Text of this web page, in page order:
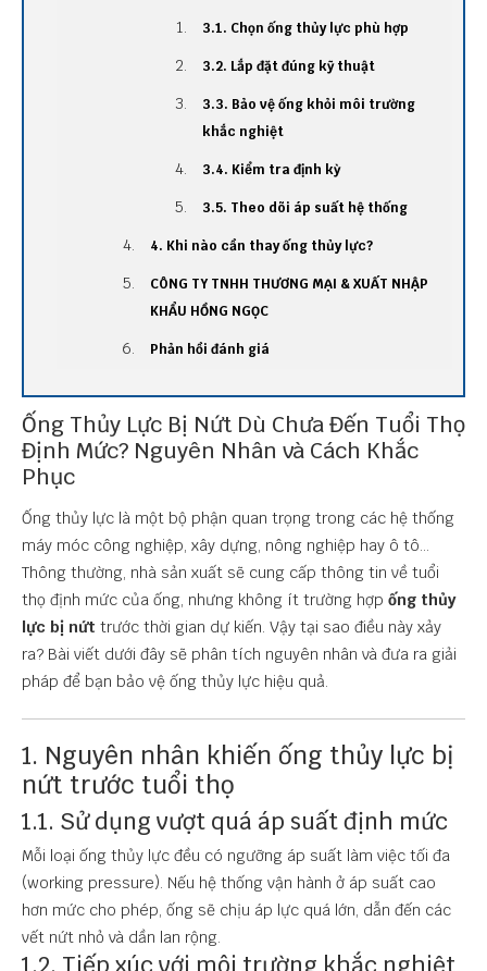
3.1. Chọn ống thủy lực phù hợp
3.2. Lắp đặt đúng kỹ thuật
3.3. Bảo vệ ống khỏi môi trường
khắc nghiệt
3.4. Kiểm tra định kỳ
3.5. Theo dõi áp suất hệ thống
4. Khi nào cần thay ống thủy lực?
CÔNG TY TNHH THƯƠNG MẠI & XUẤT NHẬP
KHẨU HỒNG NGỌC
Phản hồi đánh giá
Ống Thủy Lực Bị Nứt Dù Chưa Đến Tuổi Thọ
Định Mức? Nguyên Nhân và Cách Khắc
Phục
Ống thủy lực là một bộ phận quan trọng trong các hệ thống
máy móc công nghiệp, xây dựng, nông nghiệp hay ô tô...
Thông thường, nhà sản xuất sẽ cung cấp thông tin về tuổi
thọ định mức của ống, nhưng không ít trường hợp ống thủy
lực bị nứt trước thời gian dự kiến. Vậy tại sao điều này xảy
ra? Bài viết dưới đây sẽ phân tích nguyên nhân và đưa ra giải
pháp để bạn bảo vệ ống thủy lực hiệu quả.
1. Nguyên nhân khiến ống thủy lực bị
nứt trước tuổi thọ
1.1. Sử dụng vượt quá áp suất định mức
Mỗi loại ống thủy lực đều có ngưỡng áp suất làm việc tối đa
(working pressure). Nếu hệ thống vận hành ở áp suất cao
hơn mức cho phép, ống sẽ chịu áp lực quá lớn, dẫn đến các
vết nứt nhỏ và dần lan rộng.
1.2. Tiếp xúc với môi trường khắc nghiệt